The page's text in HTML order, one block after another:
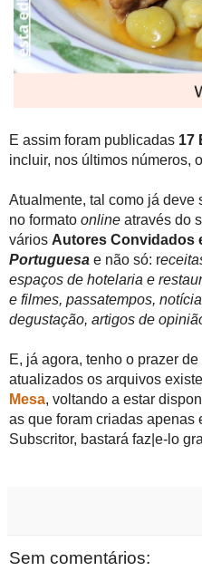
E assim foram publicadas 17
incluir, nos últimos números,
Atualmente, tal como já deve
no formato online através do
vários Autores Convidados
Portuguesa e não só: r
espaços de hotelaria e
e filmes, passatempos,
degustação, artigos de
E, já agora, tenho o prazer
atualizados os arquivos
Mesa, voltando a estar
as que foram criadas apenas
Subscritor, bastará faz|e-lo
Sem comentários: